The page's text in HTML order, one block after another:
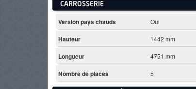
CARROSSERIE
Version pays chauds Oui
Hauteur 1442 mm
Longueur 4751 mm
Nombre de places 5